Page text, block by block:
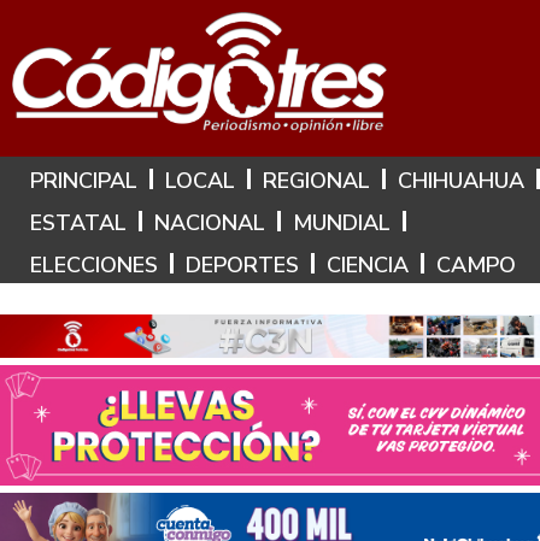
Hoy es: 7 de Agosto de 2026
PRINCIPAL LOCAL REGIONAL
CHIHUAHUA
ESTATAL
NACIONAL
MUNDIAL
ELECCIONES
DEPORTES CIENCIA CAMPO